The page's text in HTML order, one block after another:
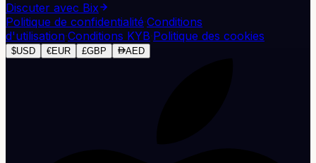
Discuter avec Bix
Politique de confidentialité·Conditions
d'utilisation·Conditions KYB·Politique des cookies
$USD €EUR £GBP AED